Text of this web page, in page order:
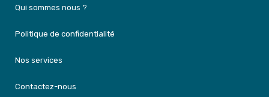
Qui sommes nous ?
Politique de confidentialité
Nos services
Contactez-nous